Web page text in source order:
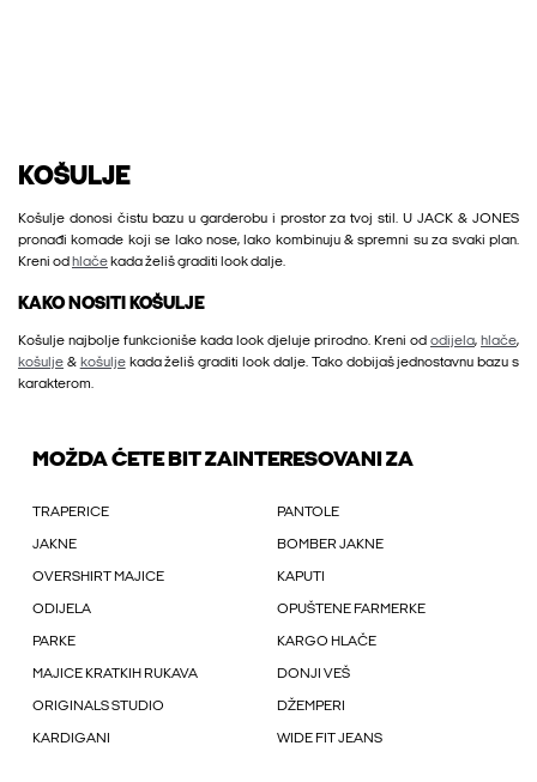
KOŠULJE
Košulje donosi čistu bazu u garderobu i prostor za tvoj stil. U JACK & JONES
pronađi komade koji se lako nose, lako kombinuju & spremni su za svaki plan.
Kreni od hlače kada želiš graditi look dalje.
KAKO NOSITI KOŠULJE
Košulje najbolje funkcioniše kada look djeluje prirodno. Kreni od odijela, hlače,
košulje & košuljekada želiš graditi look dalje. Tako dobijaš jednostavnu bazu s
karakterom.
MOŽDA ĆETE BIT ZAINTERESOVANI ZA
TRAPERICE PANTOLE
JAKNE BOMBER JAKNE
OVERSHIRT MAJICE KAPUTI
ODIJELA OPUŠTENE FARMERKE
PARKE KARGO HLAČE
MAJICE KRATKIH RUKAVA DONJI VEŠ
ORIGINALS STUDIO DŽEMPERI
KARDIGANI WIDE FIT JEANS